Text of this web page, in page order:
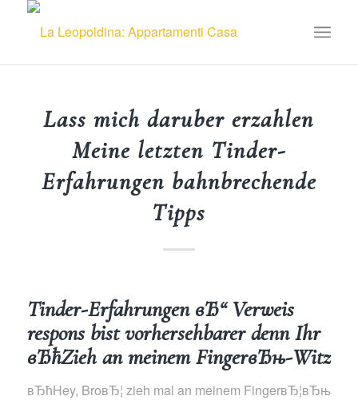
Lass mich daruber erzahlen
Meine letzten Tinder-
Erfahrungen bahnbrechende
Tipps
Tinder-Erfahrungen вЂ“ Verweis
respons bist vorhersehbarer denn Ihr
вЂћZieh an meinem FingerвЂњ-Witz
вЂћHey, BroвЂ¦ zieh mal an meinem FingerвЂ¦вЂњ